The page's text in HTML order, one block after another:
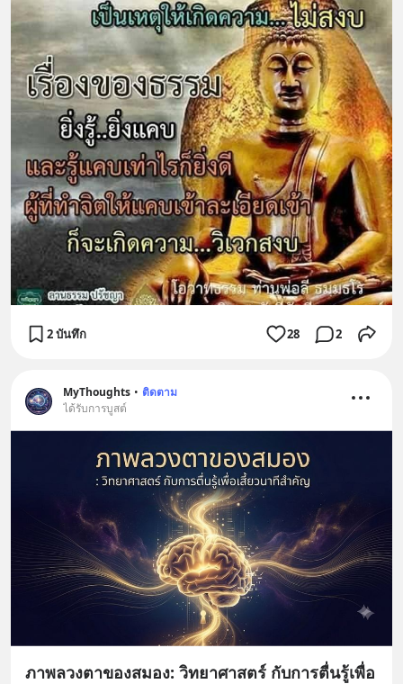
2 บันทึก 28 2
MyThoughts • ติดตาม
ได้รับการบูสต์
ภาพลวงตาของสมอง: วิทยาศาสตร์ กับการตื่นรู้เพื่อ